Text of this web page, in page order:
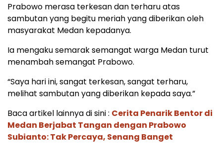
Prabowo merasa terkesan dan terharu atas
sambutan yang begitu meriah yang diberikan oleh
masyarakat Medan kepadanya.
Ia mengaku semarak semangat warga Medan turut
menambah semangat Prabowo.
“Saya hari ini, sangat terkesan, sangat terharu,
melihat sambutan yang diberikan kepada saya.”
Baca artikel lainnya di sini : Cerita Penarik Bentor di
Medan Berjabat Tangan dengan Prabowo
Subianto: Tak Percaya, Senang Banget